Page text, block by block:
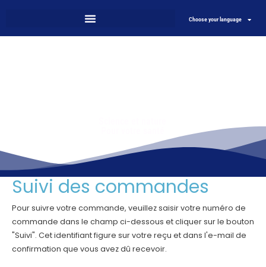
Choose your language
Suivi des commandes
Pour suivre votre commande, veuillez saisir votre numéro de
commande dans le champ ci-dessous et cliquer sur le bouton
"Suivi". Cet identifiant figure sur votre reçu et dans l'e-mail de
confirmation que vous avez dû recevoir.